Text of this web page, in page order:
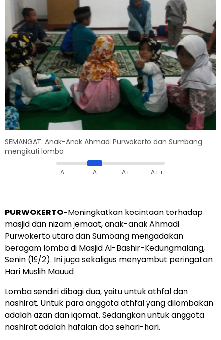
SEMANGAT: Anak-Anak Ahmadi Purwokerto dan Sumbang
mengikuti lomba
A- A A+ A++
PURWOKERTO-Meningkatkan kecintaan terhadap
masjid dan nizam jemaat, anak-anak Ahmadi
Purwokerto utara dan Sumbang mengadakan
beragam lomba di Masjid Al-Bashir-Kedungmalang,
Senin (19/2). Ini juga sekaligus menyambut peringatan
Hari Muslih Mauud.
Lomba sendiri dibagi dua, yaitu untuk athfal dan
nashirat. Untuk para anggota athfal yang dilombakan
adalah azan dan iqomat. Sedangkan untuk anggota
nashirat adalah hafalan doa sehari-hari.